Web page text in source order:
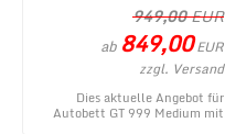
949,00EUR
ab 849,00EUR
zzgl. Versand
Dies aktuelle Angebot für
Autobett GT 999 Medium mit